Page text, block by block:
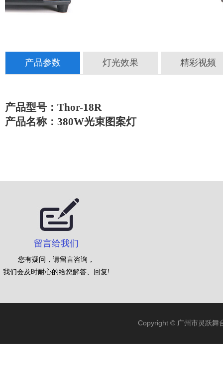
产品参数 灯光效果 精彩视频
产品型号：Thor-18R
产品名称：380W光束图案灯
留言给我们
您有疑问，请留言咨询，
我们会及时耐心的给您解答、回复!
Copyright © 广州市灵跃